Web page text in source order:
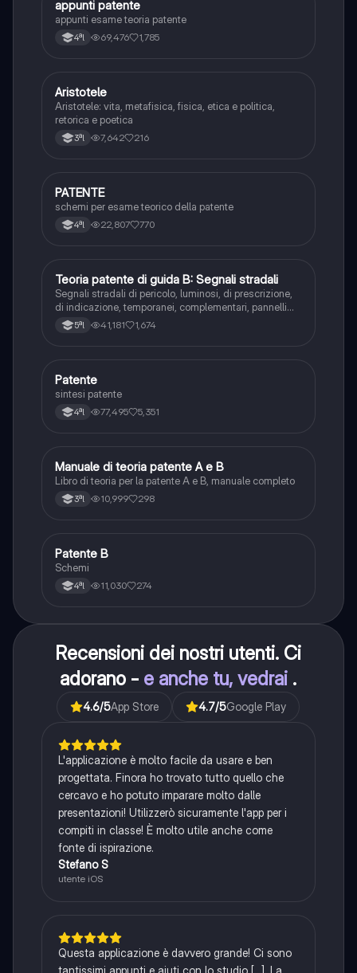
Altro
appunti patente
appunti esame teoria patente
4ªl 69,476 1,785
Filosofia
Aristotele
Aristotele: vita, metafisica, fisica, etica e politica,
retorica e poetica
3ªl 7,642 216
Altro
PATENTE
schemi per esame teorico della patente
4ªl 22,807 770
Ed. civ.
Teoria patente di guida B: Segnali stradali
Segnali stradali di pericolo, luminosi, di prescrizione,
di indicazione, temporanei, complementari, pannelli
integrativi, segnaletica orizzontale, segnalazioni
agenti del traffico, distanza di visibilità per l‘arresto,
5ªl 41,181 1,674
Altro
Patente
sintesi patente
4ªl 77,495 5,351
Italiano
Manuale di teoria patente A e B
Libro di teoria per la patente A e B, manuale completo
3ªl 10,999 298
Altro
Patente B
Schemi
4ªl 11,030 274
Recensioni dei nostri utenti. Ci
adorano - e anche tu, vedrai .
4.6/5App Store 4.7/5Google Play
L'applicazione è molto facile da usare e ben
progettata. Finora ho trovato tutto quello che
cercavo e ho potuto imparare molto dalle
presentazioni! Utilizzerò sicuramente l'app per i
compiti in classe! È molto utile anche come
fonte di ispirazione.
Stefano S
utente iOS
Questa applicazione è davvero grande! Ci sono